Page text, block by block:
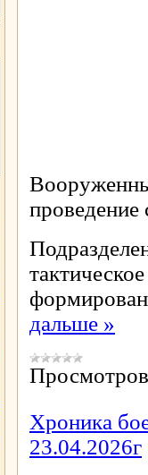
проведение
дальше »
Хроника
23.04.2026г